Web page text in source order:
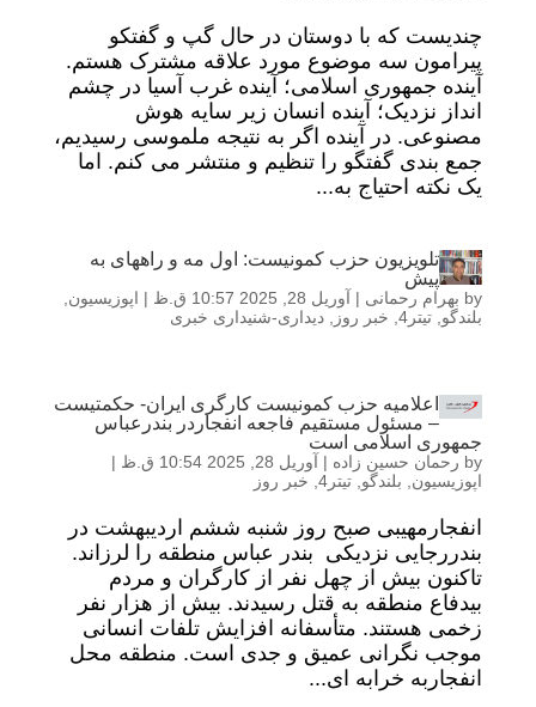
چندیست که با دوستان در حال گپ و گفتکو
پیرامون سه موضوع مورد علاقه مشترک هستم.
آینده جمهوری اسلامی؛ آینده غرب آسیا در چشم
انداز نزدیک؛ آینده انسان زیر سایه هوش
مصنوعی. در آینده اگر به نتیجه ملموسی رسیدیم،
جمع بندی گفتگو را تنظیم و منتشر می کنم. اما
یک نکته احتیاج به...
تلویزیون حزب کمونیست: اول مە و راههای بە
پیش
by بهرام رحمانی | آوریل 28, 2025 10:57 ق.ظ | اپوزیسیون
بلندگو تیتر4 , خبر روز دیداری-شنیداری خبری
اعلامیه حزب کمونیست کارگری ایران- حکمتیست
– مسئول مستقیم فاجعه انفجاردر بندرعباس
جمهوری اسلامی است
by رحمان حسین زاده | آوریل 28, 2025 10:54 ق.ظ
|
اپوزیسیون
بلندگو تیتر4 , خبر روز
انفجارمهیبی صبح روز شنبه ششم اردیبهشت در
بندررجایی نزدیکی بندر عباس منطقه را لرزاند.
تاکنون بیش از چهل نفر از کارگران و مردم
بیدفاع منطقه به قتل رسیدند. بیش از هزار نفر
زخمی هستند. متأسفانه افزایش تلفات انسانی
موجب نگرانی عمیق و جدی است. منطقه محل
انفجاربه خرابه ای...